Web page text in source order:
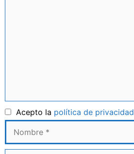
Acepto la política de privacidad